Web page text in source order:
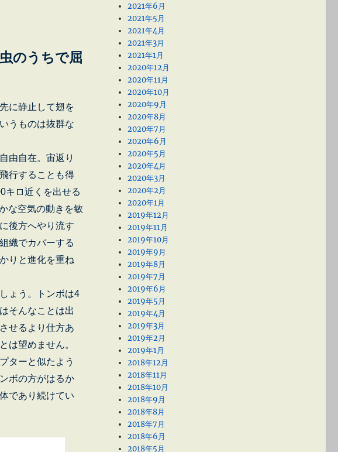
のうちで屈
に静止して翅を
うものは抜群な
由自在。宙返り
行することも得
キロ近くを出せる
な空気の動きを敏
後方へやり流す
織でカバーする
りと進化を重ね
ょう。トンボは4
そんなことは出
せるより仕方あ
は望めません。
ターと似たよう
ボの方がはるか
であり続けてい
2021年6月
2021年5月
2021年4月
2021年3月
2021年1月
2020年12月
2020年11月
2020年10月
2020年9月
2020年8月
2020年7月
2020年6月
2020年5月
2020年4月
2020年3月
2020年2月
2020年1月
2019年12月
2019年11月
2019年10月
2019年9月
2019年8月
2019年7月
2019年6月
2019年5月
2019年4月
2019年3月
2019年2月
2019年1月
2018年12月
2018年11月
2018年10月
2018年9月
2018年8月
2018年7月
2018年6月
2018年5月